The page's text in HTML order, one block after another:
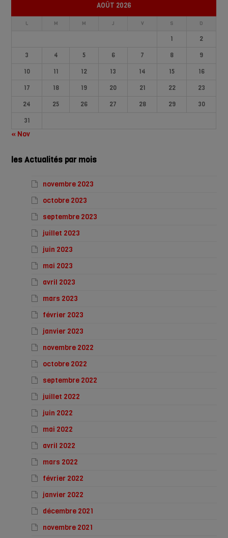
AOÛT 2026
L M M J V S D
1
2
3
4 5 6 7 8
9
10
11 12 13 14 15
16
17
18 19 20 21 22
23
24
25 26 27 28 29
30
31
« Nov
les Actualités par mois
novembre 2023
octobre 2023
septembre 2023
juillet 2023
juin 2023
mai 2023
avril 2023
mars 2023
février 2023
janvier 2023
novembre 2022
octobre 2022
septembre 2022
juillet 2022
juin 2022
mai 2022
avril 2022
mars 2022
février 2022
janvier 2022
décembre 2021
novembre 2021